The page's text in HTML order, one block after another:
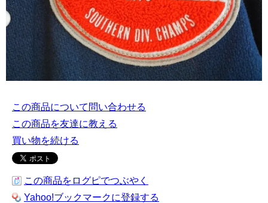
この商品について問い合わせる
この商品を友達に教える
買い物を続ける
この商品をログピでつぶやく
Yahoo!ブックマークに登録する